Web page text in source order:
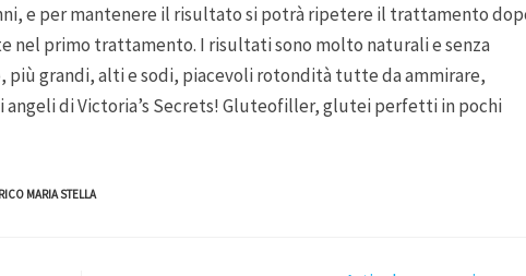
e per mantenere il risultato si potrà ripetere il trattamento
nel primo trattamento. I risultati sono molto naturali e senza
più grandi, alti e sodi, piacevoli rotondità tutte da ammirare,
di Victoria’s Secrets! Gluteofiller, glutei perfetti in pochi
MARIA STELLA